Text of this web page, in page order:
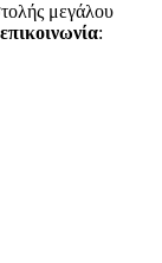
μεγάλου
: